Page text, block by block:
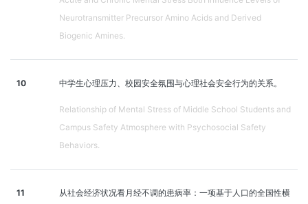
Neurotransmitter Precursor Amino Acids and Derived
Biogenic Amines.
10 中学生心理压力、校园安全氛围与心理社会安全行为的关系。
Relationship of Mental Stress of Middle School Students and
Campus Safety Atmosphere with Psychosocial Safety
Behaviors.
11
从社会经济状况看月经不调的患病率：一项基于人口的全国性横